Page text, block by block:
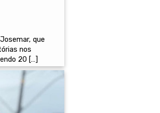
que
nos
20 […]